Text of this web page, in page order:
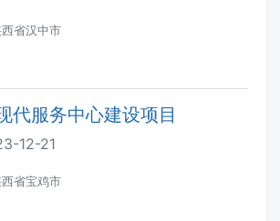
西省汉中市
代服务中心建设项目
12-21
西省宝鸡市